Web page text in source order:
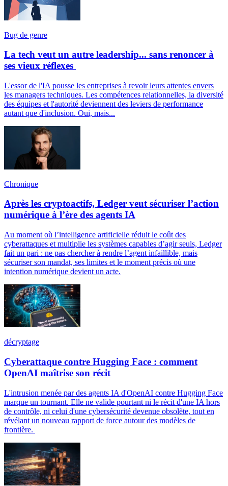
Bug de genre
La tech veut un autre leadership... sans renoncer à
ses vieux réflexes
L'essor de l'IA pousse les entreprises à revoir leurs attentes envers
les managers techniques. Les compétences relationnelles, la diversité
des équipes et l'autorité deviennent des leviers de performance
autant que d'inclusion. Oui, mais...
Chronique
Après les cryptoactifs, Ledger veut sécuriser l’action
numérique à l’ère des agents IA
Au moment où l’intelligence artificielle réduit le coût des
cyberattaques et multiplie les systèmes capables d’agir seuls, Ledger
fait un pari : ne pas chercher à rendre l’agent infaillible, mais
sécuriser son mandat, ses limites et le moment précis où une
intention numérique devient un acte.
décryptage
Cyberattaque contre Hugging Face : comment
OpenAI maîtrise son récit
L'intrusion menée par des agents IA d'OpenAI contre Hugging Face
marque un tournant. Elle ne valide pourtant ni le récit d'une IA hors
de contrôle, ni celui d'une cybersécurité devenue obsolète, tout en
révélant un nouveau rapport de force autour des modèles de
frontière.